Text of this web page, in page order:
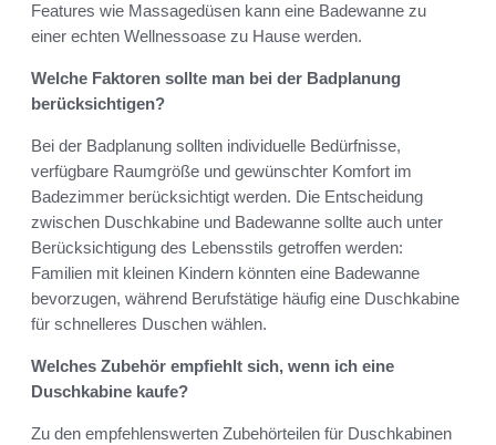
Features wie Massagedüsen kann eine Badewanne zu
einer echten Wellnessoase zu Hause werden.
Welche Faktoren sollte man bei der Badplanung
berücksichtigen?
Bei der Badplanung sollten individuelle Bedürfnisse,
verfügbare Raumgröße und gewünschter Komfort im
Badezimmer berücksichtigt werden. Die Entscheidung
zwischen Duschkabine und Badewanne sollte auch unter
Berücksichtigung des Lebensstils getroffen werden:
Familien mit kleinen Kindern könnten eine Badewanne
bevorzugen, während Berufstätige häufig eine Duschkabine
für schnelleres Duschen wählen.
Welches Zubehör empfiehlt sich, wenn ich eine
Duschkabine kaufe?
Zu den empfehlenswerten Zubehörteilen für Duschkabinen